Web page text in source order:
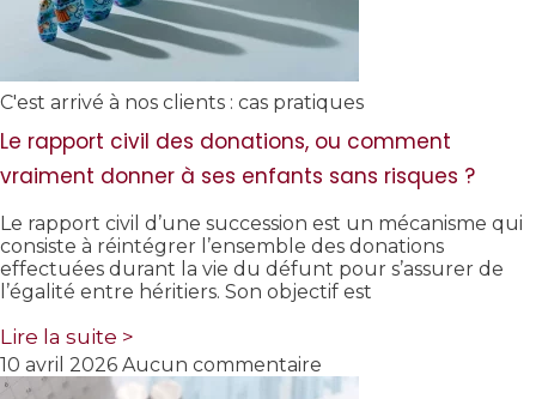
C'est arrivé à nos clients : cas pratiques
Le rapport civil des donations, ou comment
vraiment donner à ses enfants sans risques ?
Le rapport civil d’une succession est un mécanisme qui
consiste à réintégrer l’ensemble des donations
effectuées durant la vie du défunt pour s’assurer de
l’égalité entre héritiers. Son objectif est
Lire la suite >
10 avril 2026 Aucun commentaire